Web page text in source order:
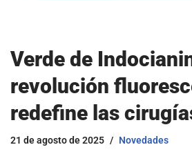
Verde de
revolución
redefine las
21 de agosto de 2025 Novedades